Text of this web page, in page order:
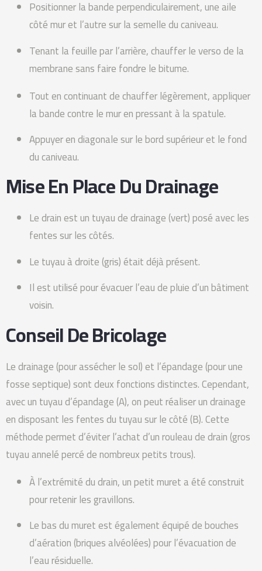
Positionner la bande perpendiculairement, une aile
côté mur et l’autre sur la semelle du caniveau.
Tenant la feuille par l’arrière, chauffer le verso de la
membrane sans faire fondre le bitume.
Tout en continuant de chauffer légèrement, appliquer
la bande contre le mur en pressant à la spatule.
Appuyer en diagonale sur le bord supérieur et le fond
du caniveau.
Mise En Place Du Drainage
Le drain est un tuyau de drainage (vert) posé avec les
fentes sur les côtés.
Le tuyau à droite (gris) était déjà présent.
Il est utilisé pour évacuer l’eau de pluie d’un bâtiment
voisin.
Conseil De Bricolage
Le drainage (pour assécher le sol) et l’épandage (pour une
fosse septique) sont deux fonctions distinctes. Cependant,
avec un tuyau d’épandage (A), on peut réaliser un drainage
en disposant les fentes du tuyau sur le côté (B). Cette
méthode permet d’éviter l’achat d’un rouleau de drain (gros
tuyau annelé percé de nombreux petits trous).
À l’extrémité du drain, un petit muret a été construit
pour retenir les gravillons.
Le bas du muret est également équipé de bouches
d’aération (briques alvéolées) pour l’évacuation de
l’eau résiduelle.